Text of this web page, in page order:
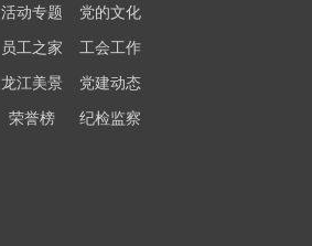
活动专题
员工之家
龙江美景
荣誉榜
党的文化
工会工作
党建动态
纪检监察